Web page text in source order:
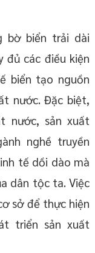
bờ biển trải dài
đủ các điều kiện
biển tạo nguồn
nước. Đặc biệt,
nước, sản xuất
nghề truyền
tế dồi dào mà
dân tộc ta. Việc
sở để thực hiện
triển sản xuất